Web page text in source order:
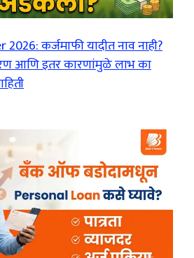
कर्जमाफी यादीत नाव नाही?
आणि इतर कारणांमुळे लाभ का